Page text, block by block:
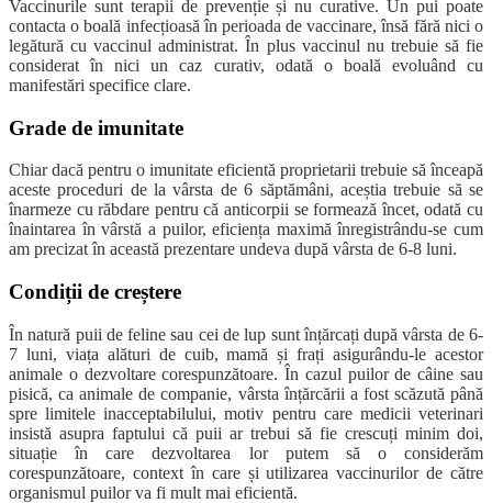
Vaccinurile sunt terapii de prevenție și nu curative. Un pui poate
contacta o boală infecțioasă în perioada de vaccinare, însă fără nici o
legătură cu vaccinul administrat. În plus vaccinul nu trebuie să fie
considerat în nici un caz curativ, odată o boală evoluând cu
manifestări specifice clare.
Grade de imunitate
Chiar dacă pentru o imunitate eficientă proprietarii trebuie să înceapă
aceste proceduri de la vârsta de 6 săptămâni, aceștia trebuie să se
înarmeze cu răbdare pentru că anticorpii se formează încet, odată cu
înaintarea în vârstă a puilor, eficiența maximă înregistrându-se cum
am precizat în această prezentare undeva după vârsta de 6-8 luni.
Condiții de creștere
În natură puii de feline sau cei de lup sunt înțărcați după vârsta de 6-
7 luni, viața alături de cuib, mamă și frați asigurându-le acestor
animale o dezvoltare corespunzătoare.În cazul puilor de câine sau
pisică, ca animale de companie, vârsta înțărcării a fost scăzută până
spre limitele inacceptabilului, motiv pentru care medicii veterinari
insistă asupra faptului că puii ar trebui să fie crescuți minim doi,
situație în care dezvoltarea lor putem să o considerăm
corespunzătoare, context în care și utilizarea vaccinurilor de către
organismul puilor va fi mult mai eficientă.